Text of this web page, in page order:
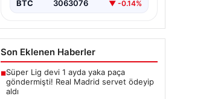
BTC 3063076 ▼ -0.14%
Son Eklenen Haberler
■Süper Lig devi 1 ayda yaka paça
göndermişti! Real Madrid servet ödeyip
aldı